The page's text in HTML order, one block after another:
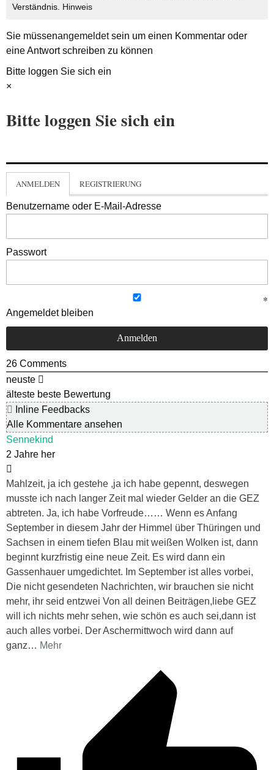
Verständnis. Hinweis
Sie müssenangemeldetsein um einen Kommentar oder
eine Antwort schreiben zu können
Bitte loggen Sie sich ein
×
Bitte loggen Sie sich ein
ANMELDEN REGISTRIERUNG
Benutzername oder E-Mail-Adresse
Passwort
Angemeldet bleiben
26 Comments
neuste
älteste beste Bewertung
Inline Feedbacks
Alle Kommentare ansehen
Sennekind
2 Jahre her
Mahlzeit, ja ich gestehe ,ja ich habe gepennt, deswegen
musste ich nach langer Zeit mal wieder Gelder an die GEZ
abtreten. Ja, ich habe Vorfreude…… Wenn es Anfang
September in diesem Jahr der Himmel über Thüringen und
Sachsen in einem tiefen Blau mit weißen Wolken ist, dann
beginnt kurzfristig eine neue Zeit. Es wird dann ein
Gassenhauer umgedichtet. Im September ist alles vorbei,
Die nicht gesendeten Nachrichten, wir brauchen sie nicht
mehr, ihr seid entzwei Von all deinen Beiträgen,liebe GEZ
will ich nichts mehr sehen, wie schön es auch sei,dann ist
auch alles vorbei. Der Aschermittwoch wird dann auf
ganz… Mehr